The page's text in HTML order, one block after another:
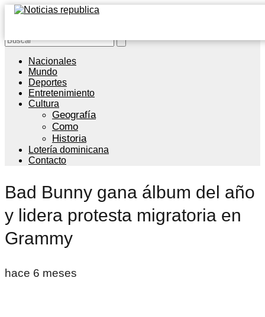
Nacionales
Mundo
Deportes
Entretenimiento
Cultura
Geografía
Como
Historia
Lotería dominicana
Contacto
Bad Bunny gana álbum del año
y lidera protesta migratoria en
Grammy
hace 6 meses